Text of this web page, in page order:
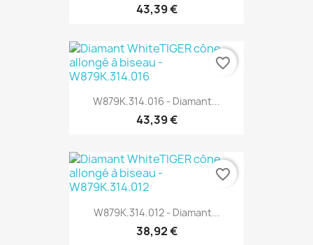
43,39 €
W879K.314.016 - Diamant...
43,39 €
favorite_border
W879K.314.012 - Diamant...
38,92 €
favorite_border